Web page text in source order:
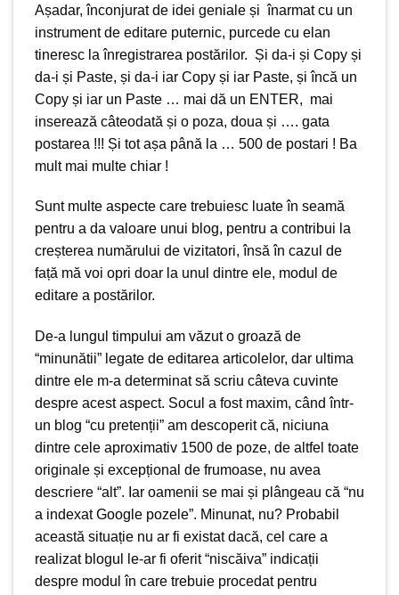
Așadar, înconjurat de idei geniale și înarmat cu un
instrument de editare puternic, purcede cu elan
tineresc la înregistrarea postărilor. Și da-i și Copy și
da-i și Paste, și da-i iar Copy și iar Paste, și încă un
Copy și iar un Paste … mai dă un ENTER, mai
inserează câteodată și o poza, doua și …. gata
postarea !!! Și tot așa până la … 500 de postari ! Ba
mult mai multe chiar !
Sunt multe aspecte care trebuiesc luate în seamă
pentru a da valoare unui blog, pentru a contribui la
creșterea numărului de vizitatori, însă în cazul de
față mă voi opri doar la unul dintre ele, modul de
editare a postărilor.
De-a lungul timpului am văzut o groază de
“minunătii” legate de editarea articolelor, dar ultima
dintre ele m-a determinat să scriu câteva cuvinte
despre acest aspect. Socul a fost maxim, când într-
un blog “cu pretenții” am descoperit că, niciuna
dintre cele aproximativ 1500 de poze, de altfel toate
originale și excepțional de frumoase, nu avea
descriere “alt”. Iar oamenii se mai și plângeau că “nu
a indexat Google pozele”. Minunat, nu? Probabil
această situație nu ar fi existat dacă, cel care a
realizat blogul le-ar fi oferit “niscăiva” indicații
despre modul în care trebuie procedat pentru